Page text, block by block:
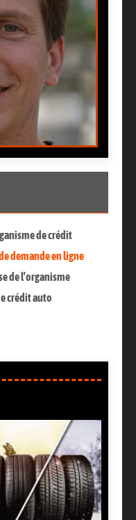
de crédit
demande en ligne
de l’organisme
crédit auto